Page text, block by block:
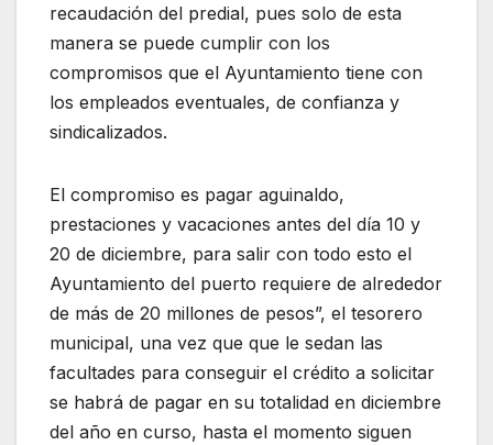
recaudación del predial, pues solo de esta
manera se puede cumplir con los
compromisos que el Ayuntamiento tiene con
los empleados eventuales, de confianza y
sindicalizados.
El compromiso es pagar aguinaldo,
prestaciones y vacaciones antes del día 10 y
20 de diciembre, para salir con todo esto el
Ayuntamiento del puerto requiere de alrededor
de más de 20 millones de pesos”, el tesorero
municipal, una vez que que le sedan las
facultades para conseguir el crédito a solicitar
se habrá de pagar en su totalidad en diciembre
del año en curso, hasta el momento siguen